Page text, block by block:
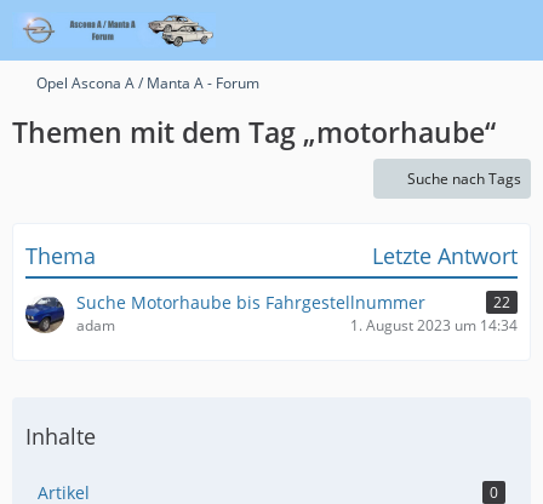
Opel Ascona A / Manta A - Forum
Themen mit dem Tag „motorhaube“
Suche nach Tags
Thema Letzte Antwort
Suche Motorhaube bis Fahrgestellnummer
22
adam
1. August 2023 um 14:34
Inhalte
Artikel 0